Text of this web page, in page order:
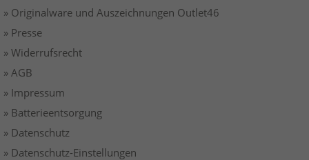
» Originalware und Auszeichnungen Outlet46
» Presse
» Widerrufsrecht
» AGB
» Impressum
» Batterieentsorgung
» Datenschutz
» Datenschutz-Einstellungen